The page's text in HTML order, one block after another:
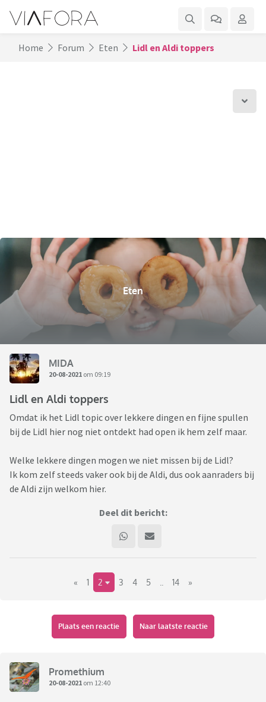
Home Forum Eten Lidl en Aldi toppers
Eten
MIDA
20-08-2021 om 09:19
Lidl en Aldi toppers
Omdat ik het Lidl topic over lekkere dingen en fijne spullen
bij de Lidl hier nog niet ontdekt had open ik hem zelf maar.
Welke lekkere dingen mogen we niet missen bij de Lidl?
Ik kom zelf steeds vaker ook bij de Aldi, dus ook aanraders bij
de Aldi zijn welkom hier.
Deel dit bericht:
« 1 2 3 4 5 14 »
Plaats een reactie Naar laatste reactie
Promethium
20-08-2021 om 12:40